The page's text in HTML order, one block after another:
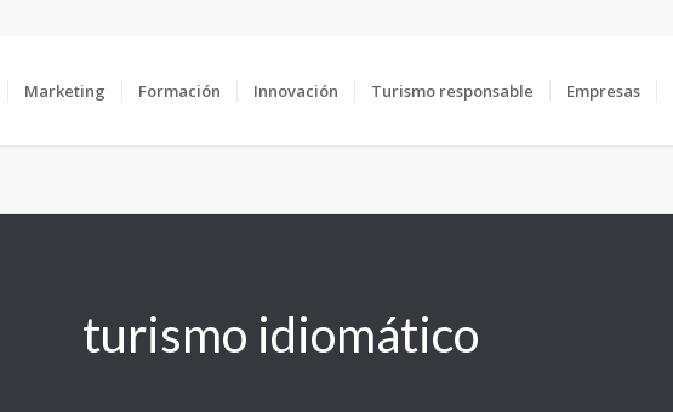
Marketing Formación Innovación Turismo responsable Empresas
turismo idiomático